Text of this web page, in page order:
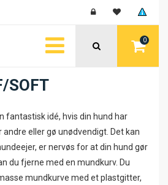
0
SOFT
fantastisk idé, hvis din hund har
eller gø unødvendigt. Det kan
er nervøs for at din hund gør
du fjerne med en mundkurv. Du
mundkurve med et plastgitter,